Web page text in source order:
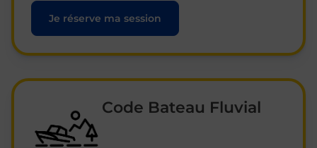
Je réserve ma session
Code Bateau Fluvial